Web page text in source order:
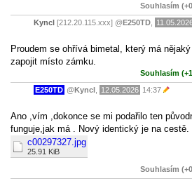
Souhlasím
Kyncl [212.20.115.xxx] @E250TD
Proudem se ohřívá bimetal, který má
zapojit místo zámku.
Souhlasím
E250TD @Kyncl 12.05.2026 14:37
Ano ,vím ,dokonce se mi podařilo ten
funguje,jak má . Nový identický je na cestě.
c00297327.jpg
25.91 KiB
Souhlasím